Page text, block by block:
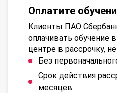
Оплатите
Клиенты ПАО
оплачивать обучение
центре в рассрочку,
Без
Срок действия
месяцев